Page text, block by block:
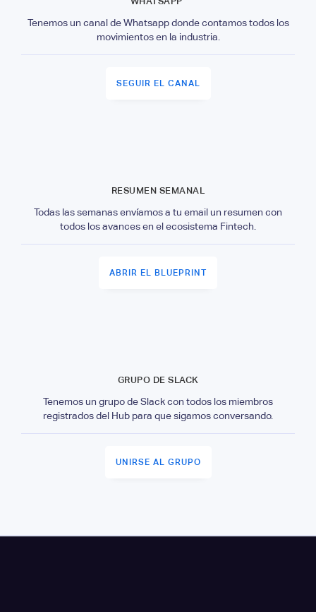
Tenemos un canal de Whatsapp donde contamos todos los
movimientos en la industria.
SEGUIR EL CANAL
RESUMEN SEMANAL
Todas las semanas envíamos a tu email un resumen con
todos los avances en el ecosistema Fintech.
ABRIR EL BLUEPRINT
GRUPO DE SLACK
Tenemos un grupo de Slack con todos los miembros
registrados del Hub para que sigamos conversando.
UNIRSE AL GRUPO